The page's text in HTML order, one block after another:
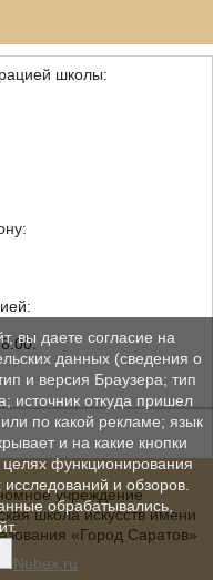
школы:
учреждение
школа искусств имени
«Город Саратов»
Nubex.ru
вы даете согласие на
данных (сведения о
и версия Браузера; тип
источник откуда пришел
по какой рекламе; язык
и на какие кнопки
функционирования
исследований и обзоров.
обрабатывались,